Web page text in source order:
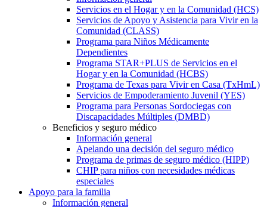
Servicios en el Hogar y en la Comunidad (HCS)
Servicios de Apoyo y Asistencia para Vivir en la
Comunidad (CLASS)
Programa para Niños Médicamente
Dependientes
Programa STAR+PLUS de Servicios en el
Hogar y en la Comunidad (HCBS)
Programa de Texas para Vivir en Casa (TxHmL)
Servicios de Empoderamiento Juvenil (YES)
Programa para Personas Sordociegas con
Discapacidades Múltiples (DMBD)
Beneficios y seguro médico
Información general
Apelando una decisión del seguro médico
Programa de primas de seguro médico (HIPP)
CHIP para niños con necesidades médicas
especiales
Apoyo para la familia
Información general